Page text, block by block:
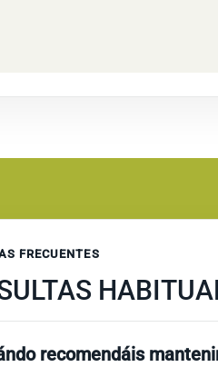
FRECUENTES
recomendáis